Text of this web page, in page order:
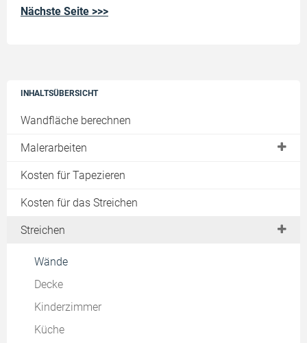
INHALTSÜBERSICHT
Wandfläche berechnen
Malerarbeiten
Preise & Kosten
Graffitientfernung
Fassadensanierung
Fassadenreinigung
Raucherwohnung renovieren
Brandschutzanstrich
Kosten für Tapezieren
Kosten für das Streichen
Streichen
Wände
Decke
Kinderzimmer
Küche
Nächste Seite >>>